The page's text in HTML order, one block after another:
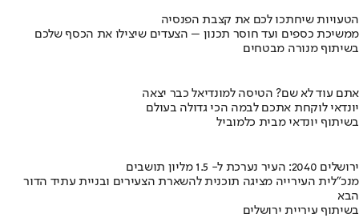
הטעויות שיחתכו לכם את קצבת הפנסיה
ממשיכת כספים ועד חוסר תכנון – הצעדים שיצילו את הכסף שלכם
בשיתוף מנורה מבטחים
אתם עוד לא שם? הטיסה למונדיאל כבר יצאה
יונדאי לוקחת אתכם לבמה הכי גדולה בעולם
בשיתוף יונדאי מבית כלמוביל
ירושלים 2040: העיר נערכת ל- 1.5 מליון תושבים
מנכ"לית העירייה מציגה תוכנית להשארת הצעירים ובניית עתיד הדור
הבא
בשיתוף עיריית ירושלים